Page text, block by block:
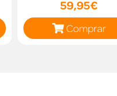
59,95€
Comprar